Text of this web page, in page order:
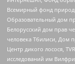
Всемирный фонд
Образовательный дом
Белорусский дом прав
человека Тбилиси, Дом
Центр дикого лосося,
исследований им